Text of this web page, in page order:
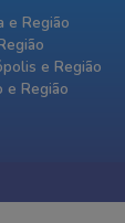
e Região
e Região
e Região